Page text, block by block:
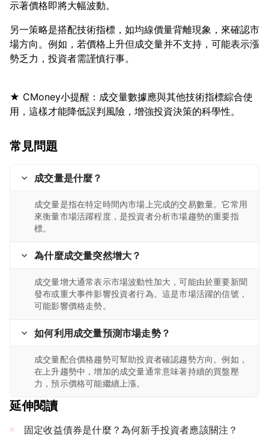
另一策略是搭配技術指標，如均線價量背離現象，來確認市
場方向。例如，若價格上升但成交量并不支持，可能表示漲
★ CMoney小提醒：成交量數據應與其他技術指標綜合使
常見問題
成交量是什麼？
成交量是指在特定時間內市場上完成的交易數量。它常用
來衡量市場活躍程度，是投資者分析市場趨勢的重要指
標。
為什麼成交量突然增大？
成交量增大通常表示市場波動性加大，可能由於重要新聞
發布或重大事件影響投資者行為。這是市場活躍的信號，
可能影響價格走勢。
如何利用成交量預測市場走勢？
成交量配合價格趨勢可幫助投資者確認趨勢方向。例如，
在上升趨勢中，增加的成交量通常意味著持續的買盤壓
力，預示價格可能繼續上漲。
延伸閱讀
固定收益債券是什麼？為何新手投資者應該關注？